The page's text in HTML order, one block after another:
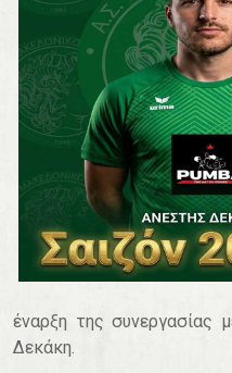
έναρξη της συνεργασίας
Δεκάκη.